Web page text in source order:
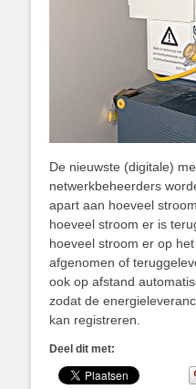
De nieuwste (digitale)
netwerkbeheerders
apart aan hoeveel
hoeveel stroom er is
hoeveel stroom er op
afgenomen of
ook op afstand
zodat de
kan registreren.
Deel dit met: